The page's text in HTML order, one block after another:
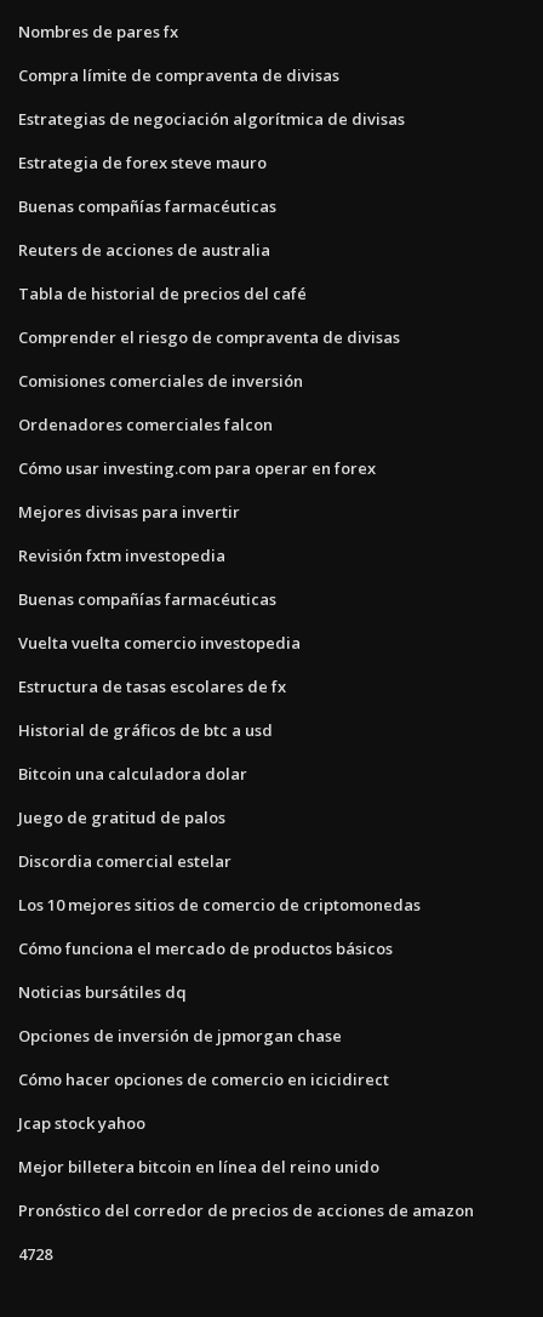
Nombres de pares fx
Compra límite de compraventa de divisas
Estrategias de negociación algorítmica de divisas
Estrategia de forex steve mauro
Buenas compañías farmacéuticas
Reuters de acciones de australia
Tabla de historial de precios del café
Comprender el riesgo de compraventa de divisas
Comisiones comerciales de inversión
Ordenadores comerciales falcon
Cómo usar investing.com para operar en forex
Mejores divisas para invertir
Revisión fxtm investopedia
Buenas compañías farmacéuticas
Vuelta vuelta comercio investopedia
Estructura de tasas escolares de fx
Historial de gráficos de btc a usd
Bitcoin una calculadora dolar
Juego de gratitud de palos
Discordia comercial estelar
Los 10 mejores sitios de comercio de criptomonedas
Cómo funciona el mercado de productos básicos
Noticias bursátiles dq
Opciones de inversión de jpmorgan chase
Cómo hacer opciones de comercio en icicidirect
Jcap stock yahoo
Mejor billetera bitcoin en línea del reino unido
Pronóstico del corredor de precios de acciones de amazon
4728